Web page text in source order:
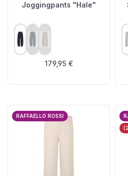
Joggingpants "Hale"
FARBE AUSWÄHLEN
(Diese Option ist zurzeit nicht
(Diese Option ist zurzeit
Regulärer Preis:
179,95 €
RAFFAELLO ROSSI